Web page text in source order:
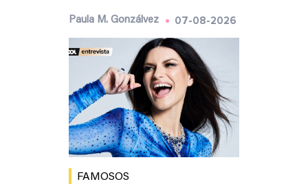
Paula M. Gonzálvez 07-08-2026
FAMOSOS